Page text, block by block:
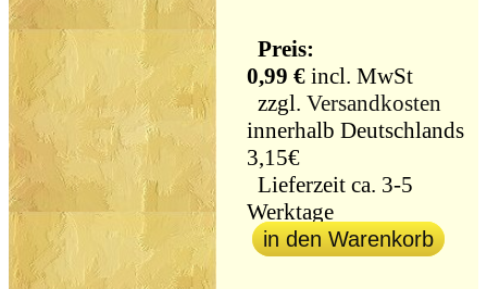
Preis:
0,99 € incl. MwSt
zzgl.Versandkosten
innerhalb Deutschlands
3,15€
Lieferzeit ca. 3-5
Werktage
in den Warenkorb